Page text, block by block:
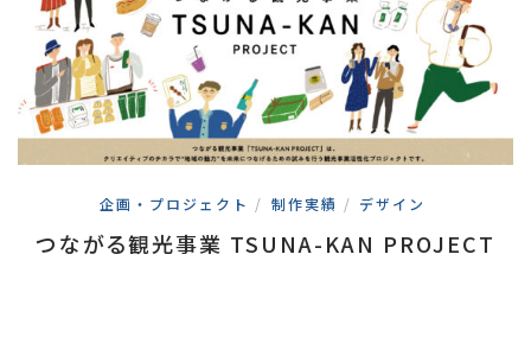
企画・プロジェクト / 制作実績 / デザイン
つながる観光事業 TSUNA-KAN PROJECT